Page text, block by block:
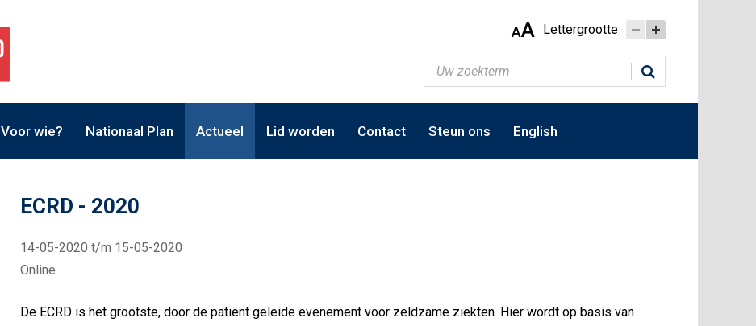
AA Lettergrootte
Voor wie? Nationaal Plan Actueel Lid worden Contact Steun ons English
ECRD - 2020
14-05-2020 t/m 15-05-2020
Online
De ECRD is het grootste, door de patiënt geleide evenement voor zeldzame ziekten. Hier wordt op basis van